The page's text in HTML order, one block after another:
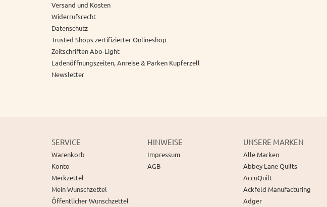
Versand und Kosten
Widerrufsrecht
Datenschutz
Trusted Shops zertifizierter Onlineshop
Zeitschriften Abo-Light
Ladenöffnungszeiten, Anreise & Parken Kupferzell
Newsletter
SERVICE
Warenkorb
Konto
Merkzettel
Mein Wunschzettel
Öffentlicher Wunschzettel
HINWEISE
Impressum
AGB
UNSERE MARKEN
Alle Marken
Abbey Lane Quilts
AccuQuilt
Ackfeld Manufacturing
Adger